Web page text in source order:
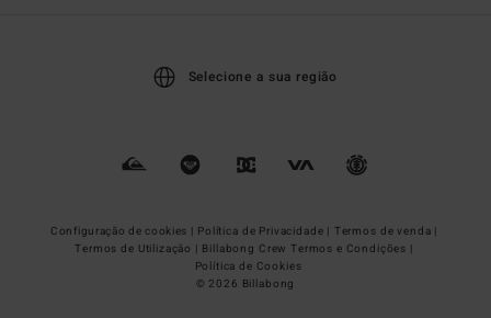
Selecione a sua região
Configuração de cookies | Política de Privacidade | Termos de venda |
Termos de Utilizaçâo | Billabong Crew Termos e Condições |
Política de Cookies
© 2026 Billabong